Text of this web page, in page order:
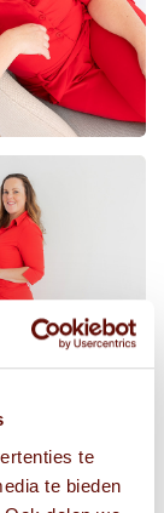
te
te bieden